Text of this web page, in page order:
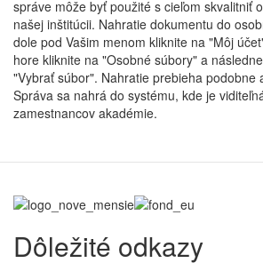
správe môže byť použité s cieľom skvalitniť
našej inštitúcii. Nahratie dokumentu do
dole pod Vašim menom kliknite na "Môj
hore kliknite na "Osobné súbory" a
"Vybrať súbor". Nahratie prebieha podobne
Správa sa nahrá do systému, kde je
zamestnancov akadémie.
Dôležité odkazy